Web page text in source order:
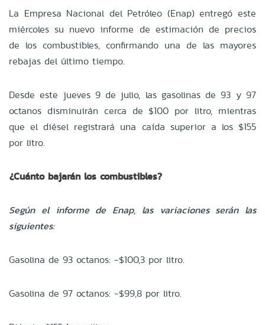
La Empresa Nacional del Petróleo (Enap) entregó este
miércoles su nuevo informe de estimación de precios
de los combustibles, confirmando una de las mayores
rebajas del último tiempo.
Desde este jueves 9 de julio, las gasolinas de 93 y 97
octanos disminuirán cerca de $100 por litro, mientras
que el diésel registrará una caída superior a los $155
por litro.
¿Cuánto bajarán los combustibles?
Según el informe de Enap, las variaciones serán las
siguientes:
Gasolina de 93 octanos: -$100,3 por litro.
Gasolina de 97 octanos: -$99,8 por litro.